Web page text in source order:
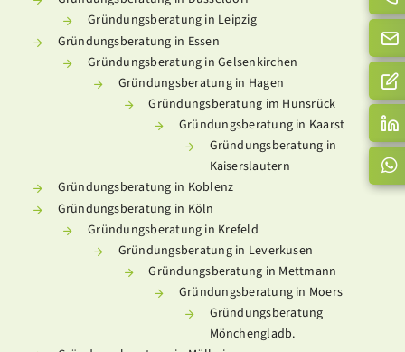
Gründungsberatung in Leipzig
Gründungsberatung in Essen
Gründungsberatung in Gelsenkirchen
Gründungsberatung in Hagen
Gründungsberatung im Hunsrück
Gründungsberatung in Kaarst
Gründungsberatung in
Kaiserslautern
Gründungsberatung in Koblenz
Gründungsberatung in Köln
Gründungsberatung in Krefeld
Gründungsberatung in Leverkusen
Gründungsberatung in Mettmann
Gründungsberatung in Moers
Gründungsberatung
Mönchengladb.